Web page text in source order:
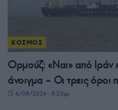
ΚΟΣΜΟΣ
Ορμούζ: «Ναι» από Ιράν
άνοιγμα – Οι τρεις όροι
6/08/2026 - 8:23μμ